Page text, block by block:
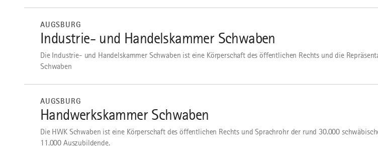
AUGSBURG
Industrie- und Handelskammer Schwaben
Die Industrie- und Handelskammer Schwaben ist eine Körperschaft des öffentlichen Rechts und die
Schwaben
AUGSBURG
Handwerkskammer Schwaben
Die HWK Schwaben ist eine Körperschaft des öffentlichen Rechts und Sprachrohr der rund 30.000
11.000 Auszubildende.